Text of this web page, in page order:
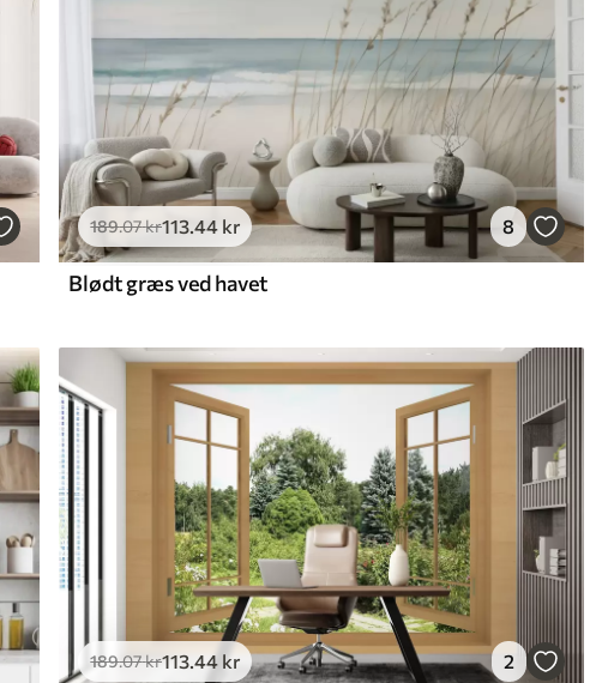
189.07kr113.44 kr 8
Blødt græs ved havet
189.07kr113 .44 kr 2